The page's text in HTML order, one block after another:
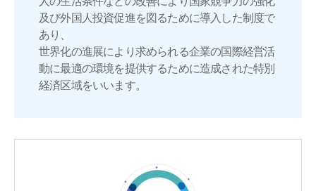
及び外国人投資促進を図るために導入した制度で
あり、
世界化の進展により求められる企業の国際経営活
動に最適の環境を提供するために造成された特別
経済区域をいいます。